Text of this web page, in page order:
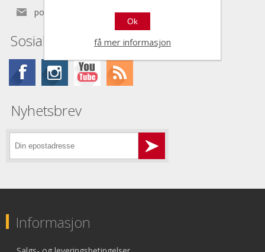
post@nordictools.no
Sosiale medier
Nyhetsbrev
Informasjon
Ok
få mer informasjon